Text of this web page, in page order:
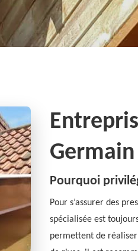
Pourquoi
Pour s’assurer des
spécialisée est
permettent de réaliser